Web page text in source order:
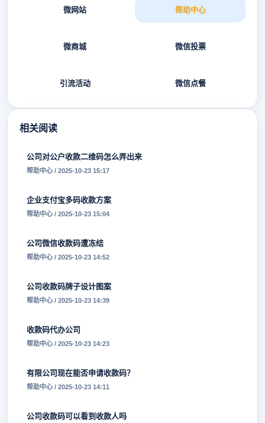
微网站 帮助中心
微商城 微信投票
引流活动 微信点餐
相关阅读
公司对公户收款二维码怎么弄出来
帮助中心 / 2025-10-23 15:17
企业支付宝多码收款方案
帮助中心 / 2025-10-23 15:04
公司微信收款码遭冻结
帮助中心 / 2025-10-23 14:52
公司收款码牌子设计图案
帮助中心 / 2025-10-23 14:39
收款码代办公司
帮助中心 / 2025-10-23 14:23
有限公司现在能否申请收款码？
帮助中心 / 2025-10-23 14:11
公司收款码可以看到收款人吗